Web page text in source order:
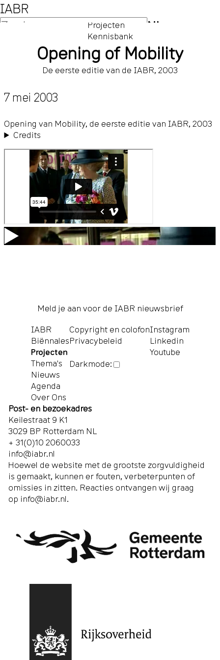
IABR
NL
EN
Projecten
Kennisbank
Opening of Mobility
De eerste editie van de IABR, 2003
7 mei 2003
Opening van Mobility, de eerste editie van IABR, 2003
Credits
Meld je aan voor de IABR nieuwsbrief
IABR
Biënnales
Projecten
Thema's
Nieuws
Agenda
Over Ons
Copyright en colofon
Privacybeleid
Darkmode:
Instagram
Linkedin
Youtube
Post- en bezoekadres
Keilestraat 9 K1
3029 BP Rotterdam NL
+ 31(0)10 2060033
info@iabr.nl
Hoewel de website met de grootste zorgvuldigheid
is gemaakt, kunnen er fouten, verbeterpunten of
omissies in zitten. Reacties ontvangen wij graag
op info@iabr.nl.